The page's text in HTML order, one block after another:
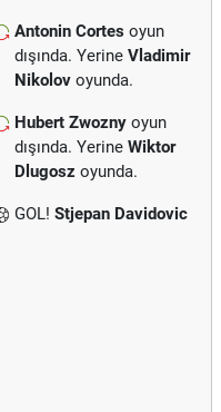
Antonin Cortes oyun
dışında. Yerine Vladimir
Nikolov oyunda.
Hubert Zwozny oyun
dışında. Yerine Wiktor
Dlugosz oyunda.
GOL! Stjepan Davidovic